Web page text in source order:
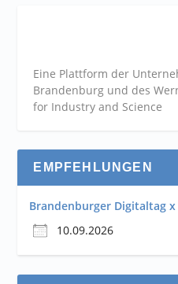
Eine Plattform der
Brandenburg und des
for Industry and Science
EMPFEHLUNGEN
Brandenburger Digitaltag
10.09.2026